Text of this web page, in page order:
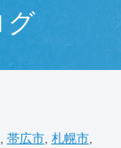
グ
帯広市, 札幌市,